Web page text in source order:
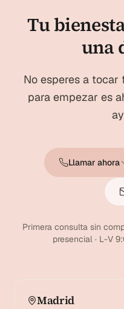
Tu
una
No esperes a tocar
para empezar es
Llamar ahora
Primera consulta sin
presencial · L-V
Madrid